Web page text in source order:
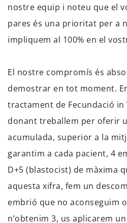
nostre equip i noteu que el
pares és una prioritat per a
impliquem al 100% en el
El nostre compromís és
demostrar en tot moment.
tractament de Fecundació
donant treballem per oferir
acumulada, superior a la
garantim a cada pacient, 4
D+5 (blastocist) de màxima
aquesta xifra, fem un
embrió que no aconseguim
n’obtenim 3, us aplicarem